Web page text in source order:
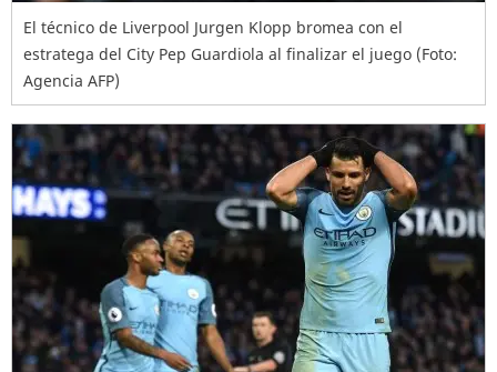
El técnico de Liverpool Jurgen Klopp bromea con el
estratega del City Pep Guardiola al finalizar el juego (Foto:
Agencia AFP)